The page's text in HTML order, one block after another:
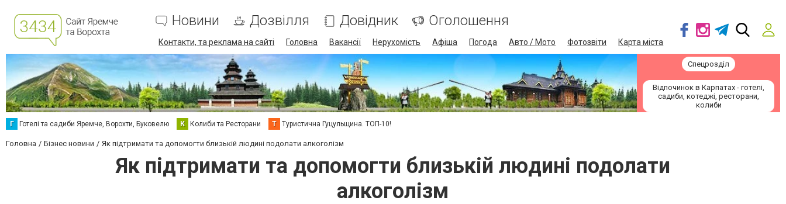
Новини Дозвілля Довідник Оголошення
Контакти, та реклама на сайті Головна Вакансії Нерухомість Афіша Погода Авто / Мото Фотозвіти Карта міста
Спецрозділ
Відпочинок в Карпатах - готелі,
садиби, котеджі, ресторани,
колиби
Г Готелі та садиби Яремче, Ворохти, Буковелю К Колиби та Ресторани Т Туристична Гуцульщина. ТОП-10!
Головна Бізнес новини Як підтримати та допомогти близькій людині подолати алкоголізм
Як підтримати та допомогти близькій людині подолати
алкоголізм